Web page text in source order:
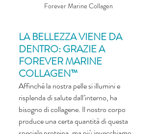
Forever Marine Collagen
LA BELLEZZA VIENE DA
DENTRO: GRAZIE A
FOREVER MARINE
COLLAGEN™
Affinché la nostra pelle si illumini e
risplenda di salute dall’interno, ha
bisogno di collagene. Il nostro corpo
produce una certa quantità di questa